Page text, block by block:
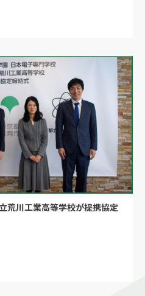
荒川工業高等学校が提携協定